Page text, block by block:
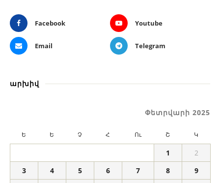
Facebook Youtube
Email Telegram
արխիվ
Փետրվարի 2025
Ե Ե Չ Հ Ու Շ Կ
1
2
3
4 5 6 7 8
9